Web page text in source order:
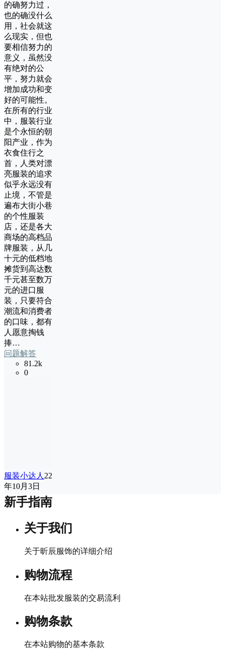
的确努力过，
也的确没什么
用，社会就这
么现实，但也
要相信努力的
意义，虽然没
有绝对的公
平，努力就会
增加成功和变
好的可能性。
在所有的行业
中，服装行业
是个永恒的朝
阳产业，作为
衣食住行之
首，人类对漂
亮服装的追求
似乎永远没有
止境，不管是
遍布大街小巷
的个性服装
店，还是各大
商场的高档品
牌服装，从几
十元的低档地
摊货到高达数
千元甚至数万
元的进口服
装，只要符合
潮流和消费者
的口味，都有
人愿意掏钱
捧…
问题解答
81.2k
0
服装小达人 22
年10月3日
新手指南
关于我们
关于昕辰服饰的详细介绍
购物流程
在本站批发服装的交易流利
购物条款
在本站购物的基本条款